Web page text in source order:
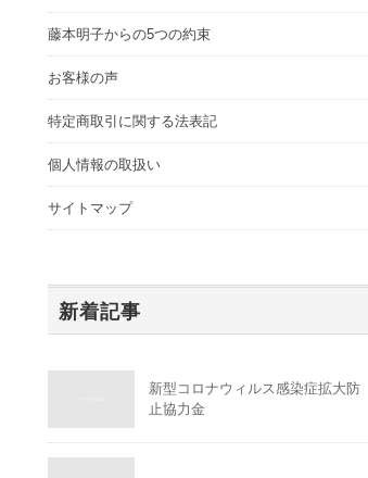
藤本明子からの5つの約束
お客様の声
特定商取引に関する法表記
個人情報の取扱い
サイトマップ
新着記事
新型コロナウィルス感染症拡大防
止協力金